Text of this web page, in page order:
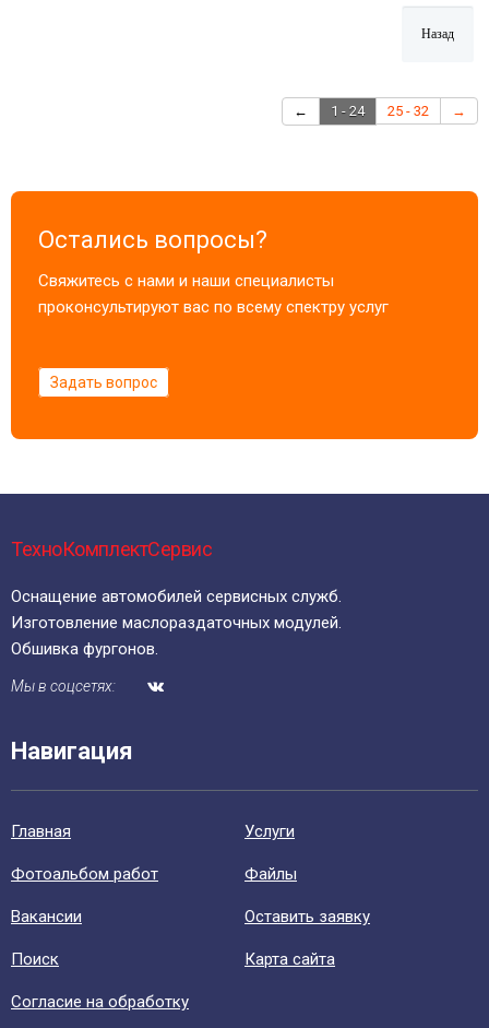
← 1 - 24 25 - 32 →
Остались вопросы?
Свяжитесь с нами и наши специалисты
проконсультируют вас по всему спектру услуг
Задать вопрос
ТехноКомплектСервис
Оснащение автомобилей сервисных служб.
Изготовление маслораздаточных модулей.
Обшивка фургонов.
Мы в соцсетях:
Навигация
Главная Уcлуги
Фотоальбом работ Файлы
Вакансии Оставить заявку
Поиск Карта сайта
Согласие на обработку